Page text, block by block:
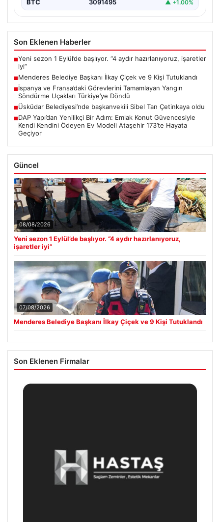
BTC 3091495 ▲ +1.00%
Son Eklenen Haberler
■Yeni sezon 1 Eylül’de başlıyor. “4 aydır hazırlanıyoruz, işaretler
iyi”
■Menderes Belediye Başkanı İlkay Çiçek ve 9 Kişi Tutuklandı
■İspanya ve Fransa’daki Görevlerini Tamamlayan Yangın
Söndürme Uçakları Türkiye’ye Döndü
■Üsküdar Belediyesi’nde başkanvekili Sibel Tan Çetinkaya oldu
■DAP Yapı’dan Yenilikçi Bir Adım: Emlak Konut Güvencesiyle
Kendi Kendini Ödeyen Ev Modeli Ataşehir 173’te Hayata
Geçiyor
Güncel
08/08/2026
Yeni sezon 1 Eylül’de başlıyor. “4 aydır hazırlanıyoruz,
işaretler iyi”
07/08/2026
Menderes Belediye Başkanı İlkay Çiçek ve 9 Kişi Tutuklandı
Son Eklenen Firmalar